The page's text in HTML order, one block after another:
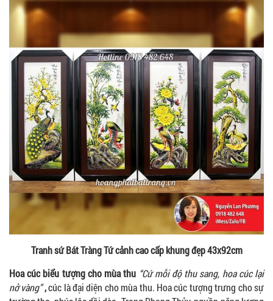
Tranh sứ Bát Tràng Tứ cảnh cao cấp khung đẹp 43x92cm
Hoa cúc biểu tượng cho mùa thu “Cứ mỗi độ thu sang, hoa cúc lại
nở vàng”,cúc là đại diện cho mùa thu. Hoa cúc tượng trưng cho sự